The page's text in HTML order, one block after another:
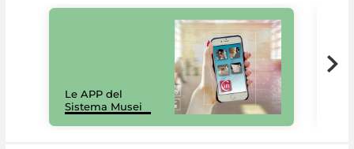
Le APP del
Sistema Musei